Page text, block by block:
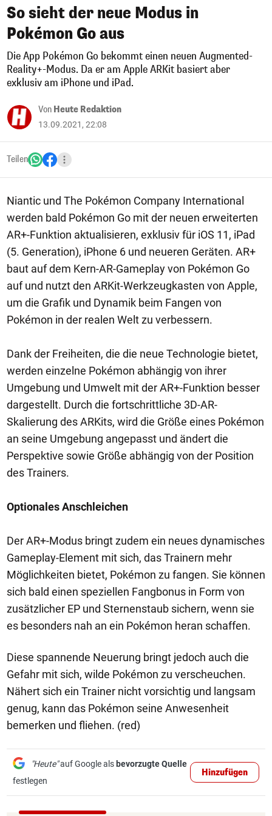
So sieht der neue Modus in
Pokémon Go aus
Die App Pokémon Go bekommt einen neuen Augmented-
Reality+-Modus. Da er am Apple ARKit basiert aber
exklusiv am iPhone und iPad.
Von Heute Redaktion
13.09.2021, 22:08
Teilen
Niantic und The Pokémon Company International
werden bald Pokémon Go mit der neuen erweiterten
AR+-Funktion aktualisieren, exklusiv für iOS 11, iPad
(5. Generation), iPhone 6 und neueren Geräten. AR+
baut auf dem Kern-AR-Gameplay von Pokémon Go
auf und nutzt den ARKit-Werkzeugkasten von Apple,
um die Grafik und Dynamik beim Fangen von
Pokémon in der realen Welt zu verbessern.
Dank der Freiheiten, die die neue Technologie bietet,
werden einzelne Pokémon abhängig von ihrer
Umgebung und Umwelt mit der AR+-Funktion besser
dargestellt. Durch die fortschrittliche 3D-AR-
Skalierung des ARKits, wird die Größe eines Pokémon
an seine Umgebung angepasst und ändert die
Perspektive sowie Größe abhängig von der Position
des Trainers.
Optionales Anschleichen
Der AR+-Modus bringt zudem ein neues dynamisches
Gameplay-Element mit sich, das Trainern mehr
Möglichkeiten bietet, Pokémon zu fangen. Sie können
sich bald einen speziellen Fangbonus in Form von
zusätzlicher EP und Sternenstaub sichern, wenn sie
es besonders nah an ein Pokémon heran schaffen.
Diese spannende Neuerung bringt jedoch auch die
Gefahr mit sich, wilde Pokémon zu verscheuchen.
Nähert sich ein Trainer nicht vorsichtig und langsam
genug, kann das Pokémon seine Anwesenheit
bemerken und fliehen. (red)
"Heute"auf Google als bevorzugte Quelle
festlegen
Hinzufügen